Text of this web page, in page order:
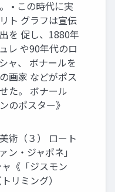
• この時代に実
ト グラフは宣伝
を 促し、1880年
レ や90年代のロ
ャ、 ボナールを
画家 などがポス
た。 ボナール
のポスター》
術（３） ロート
ン・ジャポネ」
《「ジスモン
リミング）